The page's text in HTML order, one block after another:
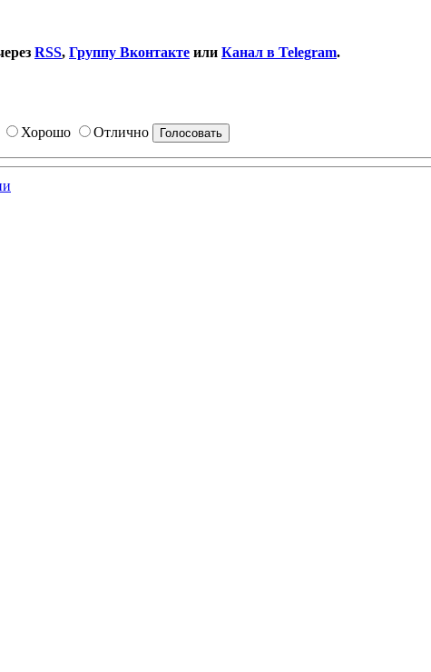
RSS, Группу Вконтакте или Канал в Telegram.
Хорошо Отлично